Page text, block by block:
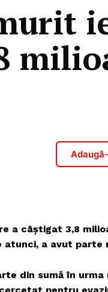
a câştigat 3,8
atunci, a avut parte
din sumă în